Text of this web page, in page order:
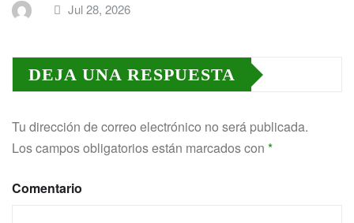
Jul 28, 2026
DEJA UNA RESPUESTA
Tu dirección de correo electrónico no será publicada.
Los campos obligatorios están marcados con *
Comentario